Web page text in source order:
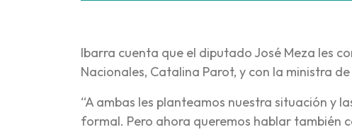
Ibarra cuenta que el diputado José Meza les
Nacionales, Catalina Parot, y con la ministra
“A ambas les planteamos nuestra situación y
formal. Pero ahora queremos hablar también